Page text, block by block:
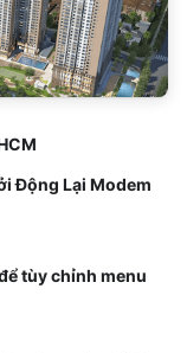
Động Lại Modem
tùy chỉnh menu